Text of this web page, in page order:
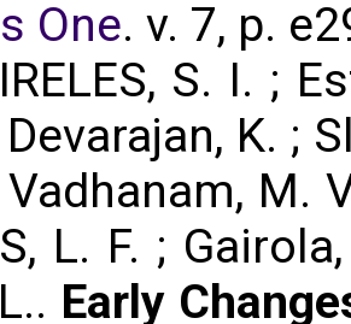
One. v. 7, p.
S. I. ;
Devarajan, K. ;
M.
L. F. ;
Early